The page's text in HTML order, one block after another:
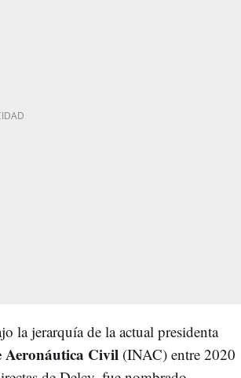
la jerarquía de la actual presidenta
Aeronáutica Civil (INAC) entre 2020